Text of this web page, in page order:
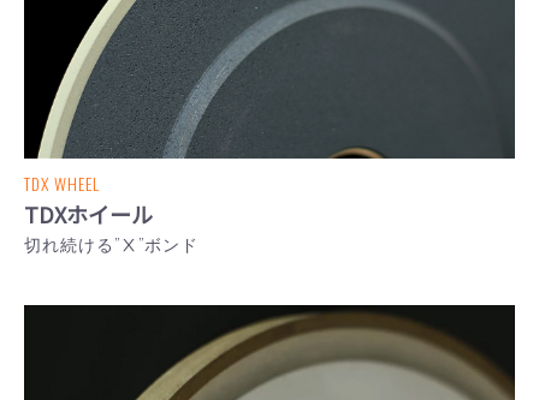
TDX WHEEL
TDXホイール
切れ続ける”Ⅹ”ボンド